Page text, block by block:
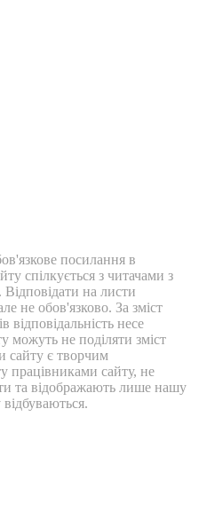
посилання в
спілкується з читачами з
на листи
не обов'язково. За зміст
відповідальність несе
можуть не поділяти зміст
сайту є творчим
працівниками сайту, не
та відображають лише нашу